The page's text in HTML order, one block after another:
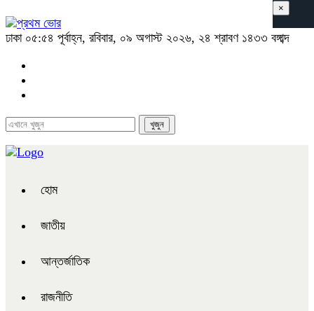
ঢাকা ০৫:৫৪ পূর্বাহ্ন, রবিবার, ০৯ অগাস্ট ২০২৬, ২৪ শ্রাবণ ১৪৩৩ বঙ্গাব্দ
হোম
জাতীয়
আন্তর্জাতিক
রাজনীতি
×